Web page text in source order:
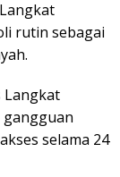
rutin sebagai
Langkat
selama 24